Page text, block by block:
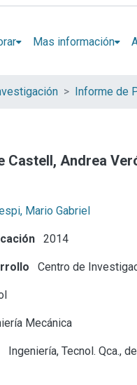
Mas información
Andrea
Mario Gabriel
2014
Centro de
Mecánica
Ingeniería, Tecnol. Qca.,